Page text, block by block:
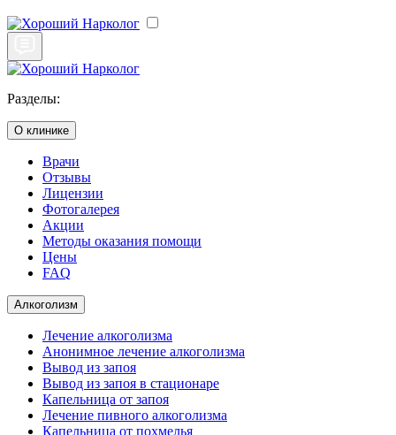
Разделы:
О клинике
Врачи
Отзывы
Лицензии
Фотогалерея
Акции
Методы оказания помощи
Цены
FAQ
Алкоголизм
Лечение алкоголизма
Анонимное лечение алкоголизма
Вывод из запоя
Вывод из запоя в стационаре
Капельница от запоя
Лечение пивного алкоголизма
Капельница от похмелья